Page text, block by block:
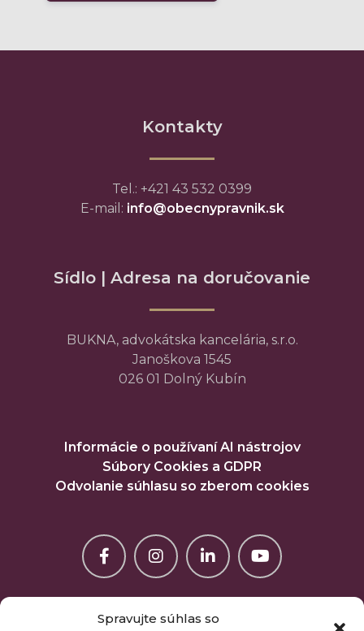
Spravujte súhlas so
Kontakty
Tel.: +421 43 532 0399
E-mail: info@obecnypravnik.sk
Sídlo | Adresa na doručovanie
BUKNA, advokátska kancelária, s.r.o.
Janoškova 1545
026 01 Dolný Kubín
Informácie o používaní AI nástrojov
Súbory Cookies a GDPR
Odvolanie súhlasu so zberom cookies